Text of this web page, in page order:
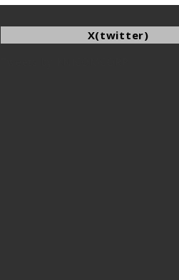
X(twitter)